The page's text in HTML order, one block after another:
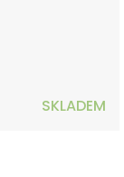
SKLADEM